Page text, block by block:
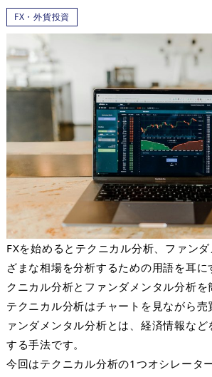
FX・外貨投資
FXを始めるとテクニカル分析、ファン
ざまな相場を分析するための用語を耳
クニカル分析とファンダメンタル分析を
テクニカル分析はチャートを見ながら売
ァンダメンタル分析とは、経済情報な
する手法です。
今回はテクニカル分析の1 つオシレータ